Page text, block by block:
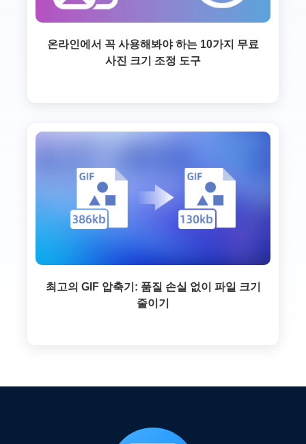
온라인에서 꼭 사용해봐야 하는 10가지 무료
사진 크기 조정 도구
최고의 GIF 압축기: 품질 손실 없이 파일 크기
줄이기